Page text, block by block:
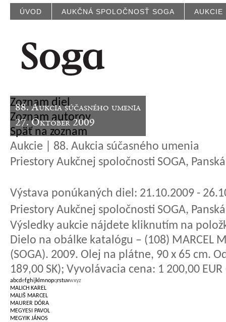
ÚVOD AUKČNÁ SPOLOČNOSŤ SOGA AUKCIE
88. Aukcia súčasného umenia
27. Október 2009
Zoznam diel
Zoznam autorov
Späť na zoznam
Aukcie | 88. Aukcia súčasného umenia
Priestory Aukčnej spoločnosti SOGA,
Výstava ponúkaných diel: 21.10.2009 -
Priestory Aukčnej spoločnosti SOGA,
Výsledky aukcie nájdete kliknutím na
Dielo na obálke katalógu – (108) MARCEL
(SOGA). 2009. Olej na plátne, 90 x 65 cm.
189,00 SK); Vyvolávacia cena: 1 200,00 EUR
abcdefghijk mnopqrstuvwxyz
MALICH KAREL
MALIŠ MARCEL
MAURER DÓRA
MEGYESI PAVOL
MEGYIK JÁNOS